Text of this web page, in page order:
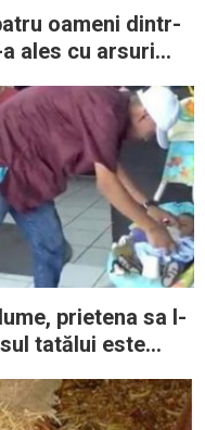
oameni dintr-
ales cu arsuri
prietena sa l-
tatălui este